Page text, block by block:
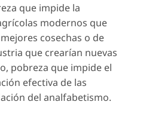
que impide la
modernos que
cosechas o de
que crearían nuevas
pobreza que impide el
efectiva de las
del analfabetismo.